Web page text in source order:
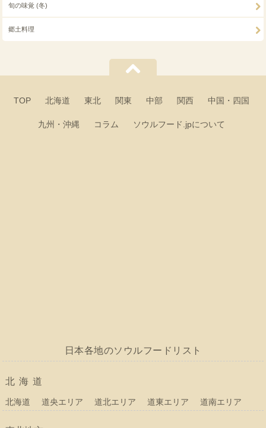
旬の味覚 (冬)
郷土料理
TOP 北海道 東北 関東 中部 関西 中国・四国
九州・沖縄 コラム ソウルフード.jpについて
日本各地のソウルフードリスト
北海道
北海道 道央エリア 道北エリア 道東エリア 道南エリア